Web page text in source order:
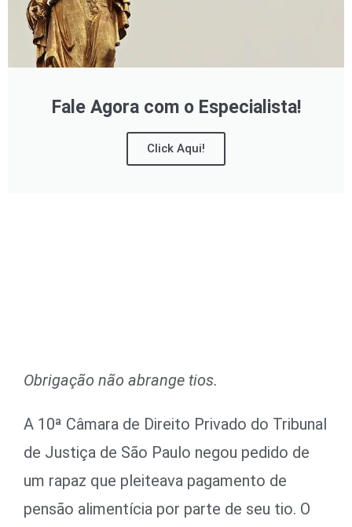
Fale Agora com o Especialista!
Click Aqui!
Obrigação não abrange tios.
A 10ª Câmara de Direito Privado do Tribunal
de Justiça de São Paulo negou pedido de
um rapaz que pleiteava pagamento de
pensão alimentícia por parte de seu tio. O